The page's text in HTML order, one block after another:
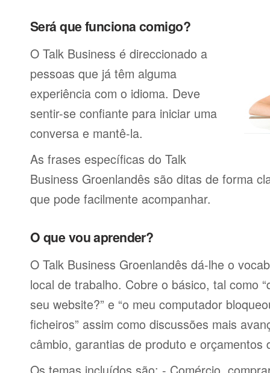
Será que funciona comigo?
O Talk Business é direccionado a
pessoas que já têm alguma
experiência com o idioma. Deve
sentir-se confiante para iniciar uma
conversa e mantê-la.
As frases específicas do Talk
Business Groenlandês são ditas de forma
que pode facilmente acompanhar.
O que vou aprender?
O Talk Business Groenlandês dá-lhe o
local de trabalho. Cobre o básico, tal como
seu website?” e “o meu computador
ficheiros” assim como discussões mais
câmbio, garantias de produto e orçamentos